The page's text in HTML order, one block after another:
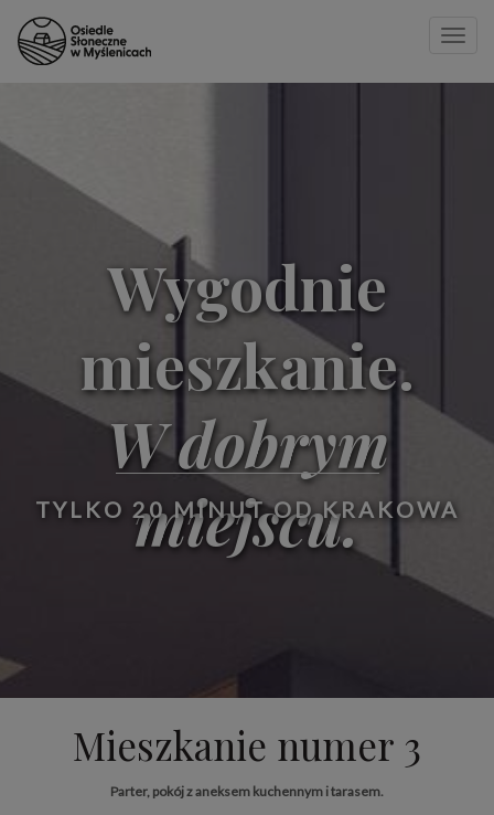
Toggle
Strona główna»3
Wygodnie
mieszkanie.
W dobrym
miejscu.
TYLKO 20 MINUT OD KRAKOWA
Mieszkanie numer 3
Parter, pokój z aneksem kuchennym i tarasem.